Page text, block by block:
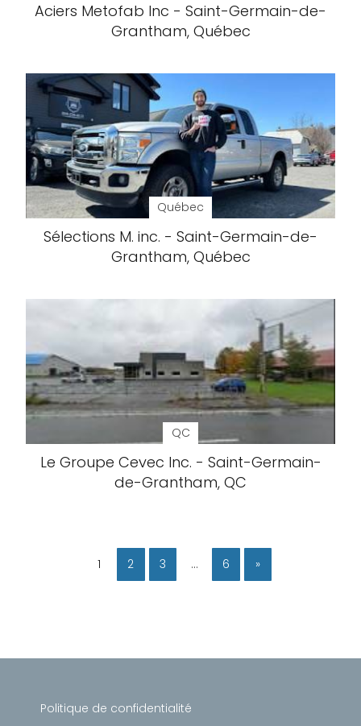
Aciers Metofab Inc - Saint-Germain-de-
Grantham, Québec
Québec
Sélections M. inc. - Saint-Germain-de-
Grantham, Québec
QC
Le Groupe Cevec Inc. - Saint-Germain-
de-Grantham, QC
1 2 3 … 6 »
Politique de confidentialité